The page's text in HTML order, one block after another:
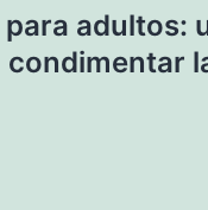
adultos:
condimentar